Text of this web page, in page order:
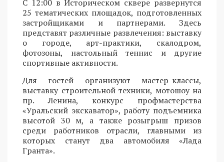
С 12:00 в Историческом сквере развернутся
25 тематических площадок, подготовленных
застройщиками и партнерами. Здесь
представят различные развлечения: выставку
о городе, арт-практики, скалодром,
фотозоны, настольный теннис и другие
спортивные активности.
Для гостей организуют мастер-классы,
выставку строительной техники, мотошоу на
пр. Ленина, конкурс профмастерства
«Уральский экскаватор», работу подъемника
высотой 30 м, а также розыгрыш призов
среди работников отрасли, главными из
которых станут два автомобиля «Лада
Гранта».